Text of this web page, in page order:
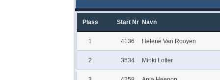
Plass Start Nr Navn
1 4136 Helene Van Rooyen
2 3534 Minki Lotter